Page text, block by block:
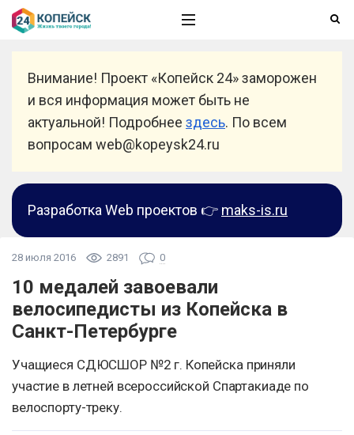
Внимание! Проект «Копейск 24» заморожен
и вся информация может быть не
актуальной! Подробнее здесь. По всем
вопросам web@kopeysk24.ru
Разработка Web проектов 👉 maks-is.ru
28 июля 2016 2891 0
10 медалей завоевали
велосипедисты из Копейска в
Санкт-Петербурге
Учащиеся СДЮСШОР №2 г. Копейска приняли
участие в летней всероссийской Спартакиаде по
велоспорту-треку.